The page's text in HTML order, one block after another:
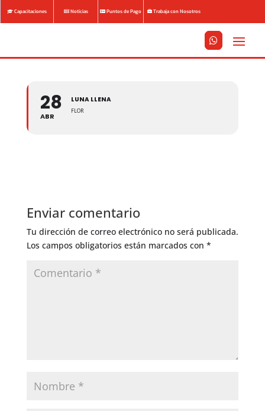
Capacitaciones Noticias Puntos de Pago Trabaja con Nosotros



28
ABR
LUNA LLENA
FLOR
Enviar comentario
Tu dirección de correo electrónico no será publicada.
Los campos obligatorios están marcados con *